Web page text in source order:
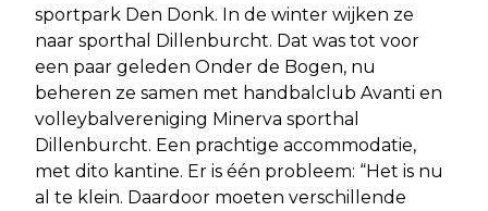
sportpark Den Donk. In de winter wijken ze
naar sporthal Dillenburcht. Dat was tot voor
een paar geleden Onder de Bogen, nu
beheren ze samen met handbalclub Avanti en
volleybalvereniging Minerva sporthal
Dillenburcht. Een prachtige accommodatie,
met dito kantine. Er is één probleem: “Het is nu
al te klein. Daardoor moeten verschillende